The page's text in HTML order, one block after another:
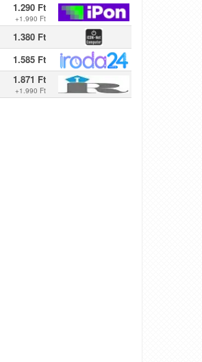
1.290 Ft
+1.990 Ft
1.380 Ft
1.585 Ft
1.871 Ft
+1.990 Ft